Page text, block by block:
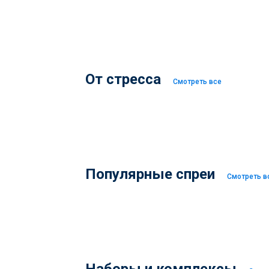
От стресса Смотреть все
Популярные спреи Смотреть